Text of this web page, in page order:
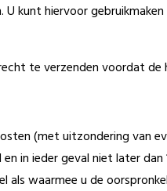
kunt hiervoor
te verzenden voordat de
(met uitzondering van
in ieder geval niet later
waarmee u de